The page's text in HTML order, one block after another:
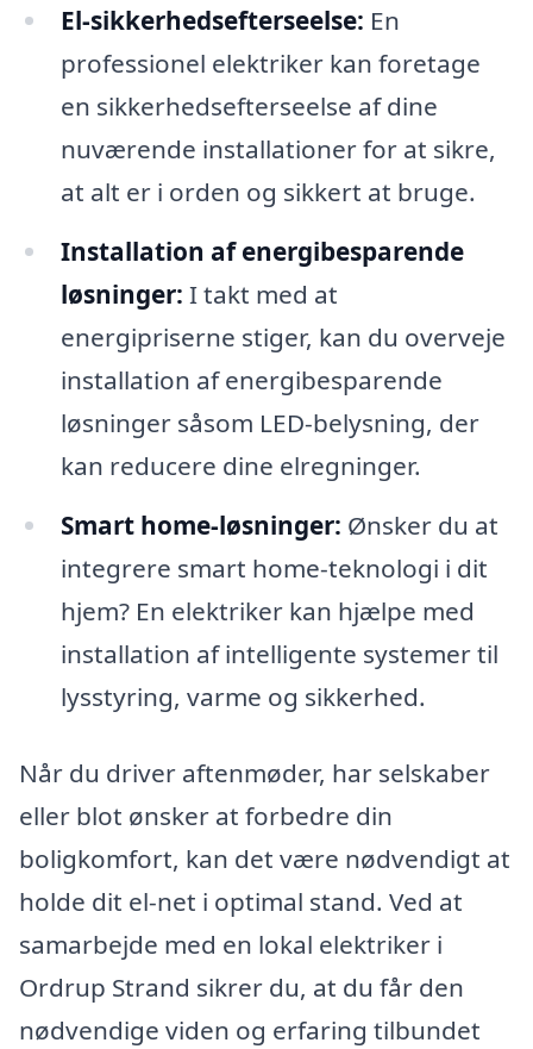
El-sikkerhedsefterseelse: En
professionel elektriker kan foretage
en sikkerhedsefterseelse af dine
nuværende installationer for at sikre,
at alt er i orden og sikkert at bruge.
Installation af energibesparende
løsninger: I takt med at
energipriserne stiger, kan du overveje
installation af energibesparende
løsninger såsom LED-belysning, der
kan reducere dine elregninger.
Smart home-løsninger: Ønsker du at
integrere smart home-teknologi i dit
hjem? En elektriker kan hjælpe med
installation af intelligente systemer til
lysstyring, varme og sikkerhed.
Når du driver aftenmøder, har selskaber
eller blot ønsker at forbedre din
boligkomfort, kan det være nødvendigt at
holde dit el-net i optimal stand. Ved at
samarbejde med en lokal elektriker i
Ordrup Strand sikrer du, at du får den
nødvendige viden og erfaring tilbundet